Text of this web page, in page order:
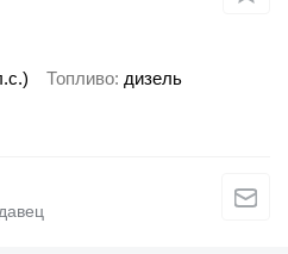
Топливо дизель